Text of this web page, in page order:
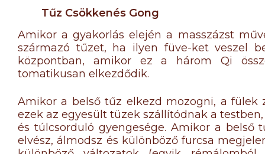
Tűz Csökkenés Gong
Amikor a gyakorlás elején a masszázst
származó tűzet, ha ilyen füve-ket veszel
központban, amikor ez a három Qi
tomatikusan elkezdődik.
Amikor a belső tűz elkezd mozogni, a fülek
ezek az egyesült tüzek szállítódnak a
és túlcsorduló gyengesége. Amikor a belső
elvész, álmodsz és különböző furcsa